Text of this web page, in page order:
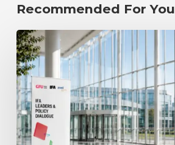
Recommended For You